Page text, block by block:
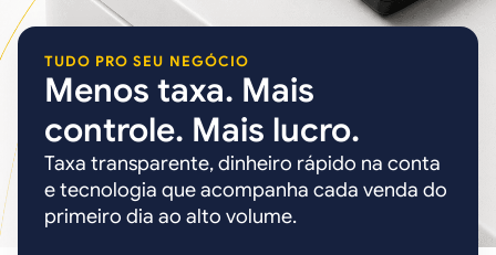
TUDO PRO SEU NEGÓCIO
Menos taxa. Mais
controle. Mais lucro.
Taxa transparente, dinheiro rápido na conta
e tecnologia que acompanha cada venda do
primeiro dia ao alto volume.